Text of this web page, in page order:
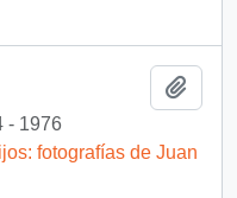
- 1976
fotografías de Juan